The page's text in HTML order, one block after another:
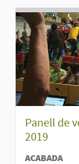
Panell de
2019
ACABADA